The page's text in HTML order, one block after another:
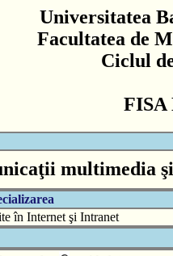
Universitatea
Facultatea de
Ciclul
FISA
multimedia
în Internet şi Intranet